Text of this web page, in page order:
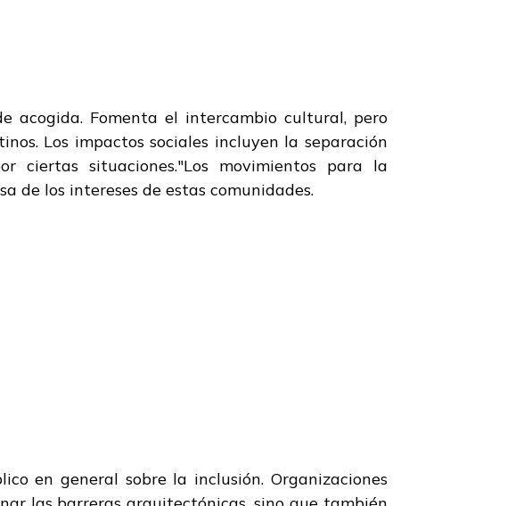
acogida. Fomenta el intercambio cultural, pero
Los impactos sociales incluyen la separación
ciertas situaciones."Los movimientos para la
de los intereses de estas comunidades.
en general sobre la inclusión. Organizaciones